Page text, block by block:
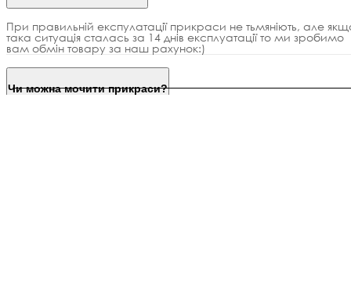
При правильній експулатації прикраси не тьмяніють, але
така ситуація сталась за 14 днів експлуатації то ми зробимо
вам обмін товару за наш рахунок:)
Чи можна мочити прикраси?